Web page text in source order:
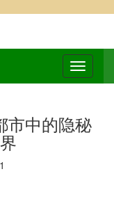
市中的隐秘